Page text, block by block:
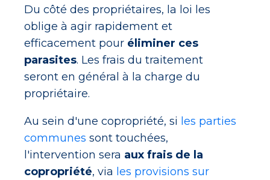
Du côté des propriétaires, la loi les
oblige à agir rapidement et
efficacement pour éliminer ces
parasites. Les frais du traitement
seront en général à la charge du
propriétaire.
Au sein d'une copropriété, si les parties
communes sont touchées,
l'intervention sera aux frais de la
copropriété, via les provisions sur